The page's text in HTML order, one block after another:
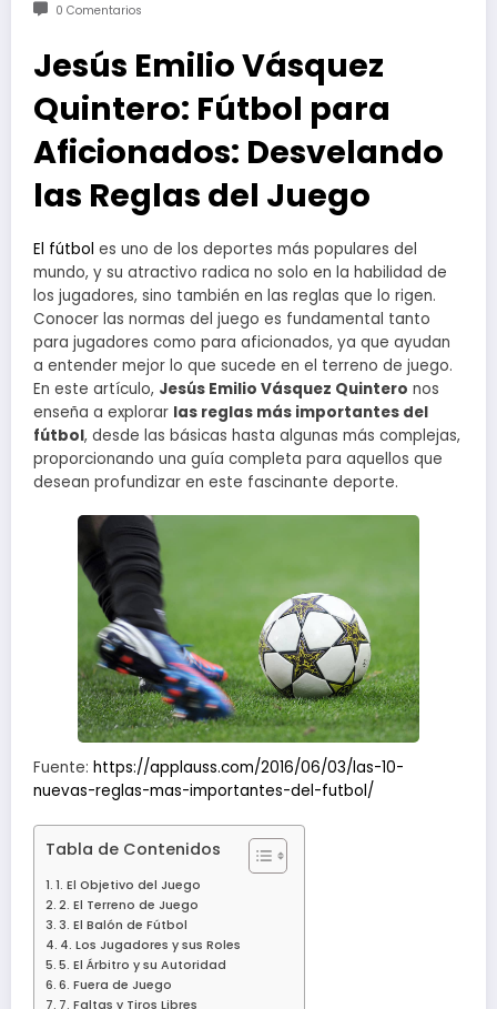
0 Comentarios
Jesús Emilio Vásquez
Quintero: Fútbol para
Aficionados: Desvelando
las Reglas del Juego
El fútbol es uno de los deportes más populares del
mundo, y su atractivo radica no solo en la habilidad de
los jugadores, sino también en las reglas que lo rigen.
Conocer las normas del juego es fundamental tanto
para jugadores como para aficionados, ya que ayudan
a entender mejor lo que sucede en el terreno de juego.
En este artículo, Jesús Emilio Vásquez Quintero nos
enseña a explorar las reglas más importantes del
fútbol, desde las básicas hasta algunas más complejas,
proporcionando una guía completa para aquellos que
desean profundizar en este fascinante deporte.
Fuente: https://applauss.com/2016/06/03/las-10-
nuevas-reglas-mas-importantes-del-futbol/
Tabla de Contenidos
1. El Objetivo del Juego
2. El Terreno de Juego
3. El Balón de Fútbol
4. Los Jugadores y sus Roles
5. El Árbitro y su Autoridad
6. Fuera de Juego
7. Faltas y Tiros Libres